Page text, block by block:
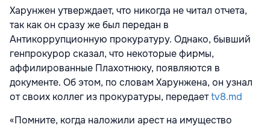
Харунжен утверждает, что никогда не читал отчета,
так как он сразу же был передан в
Антикоррупционную прокуратуру. Однако, бывший
генпрокурор сказал, что некоторые фирмы,
аффилированные Плахотнюку, появляются в
документе. Об этом, по словам Харунжена, он узнал
от своих коллег из прокуратуры, передаетtv8.md
«Помните, когда наложили арест на имущество